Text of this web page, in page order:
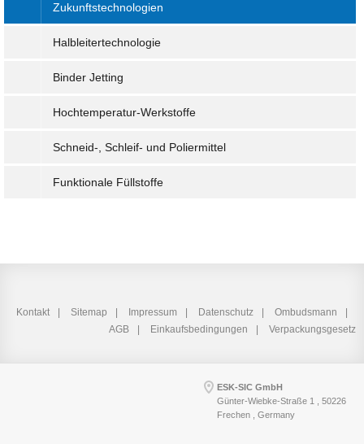
Zukunftstechnologien
Halbleitertechnologie
Binder Jetting
Hochtemperatur-Werkstoffe
Schneid-, Schleif- und Poliermittel
Funktionale Füllstoffe
Kontakt Sitemap Impressum Datenschutz
Ombudsmann
AGB
Einkaufsbedingungen Verpackungsgesetz
ESK-SIC GmbH
Günter-Wiebke-Straße 1 , 50226
Frechen , Germany